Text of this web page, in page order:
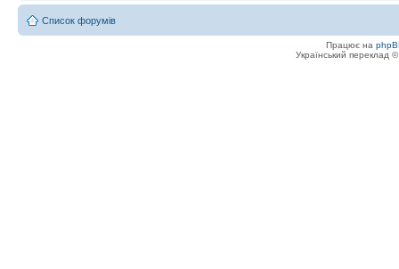
Список форумів
Працює на
Український переклад